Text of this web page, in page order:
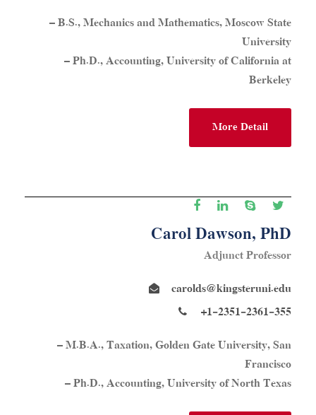
– B.S., Mechanics and Mathematics, Moscow State
University
– Ph.D., Accounting, University of California at
Berkeley
More Detail
Carol Dawson, PhD
Adjunct Professor
carolds@kingsteruni.edu
+1-2351-2361-355
– M.B.A., Taxation, Golden Gate University, San
Francisco
– Ph.D., Accounting, University of North Texas